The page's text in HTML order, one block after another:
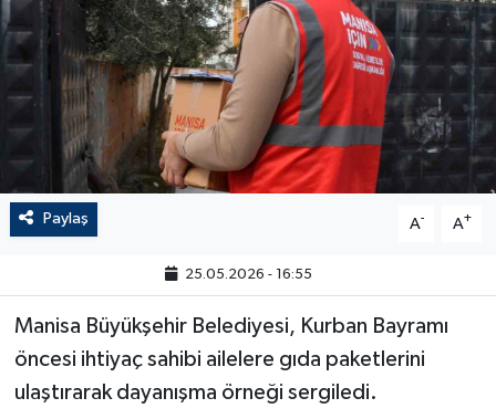
Paylaş A- A+
25.05.2026 - 16:55
Manisa Büyükşehir Belediyesi, Kurban Bayramı
öncesi ihtiyaç sahibi ailelere gıda paketlerini
ulaştırarak dayanışma örneği sergiledi.